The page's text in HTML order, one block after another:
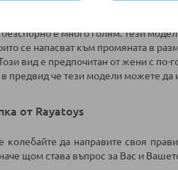
в тялото Ви в следствие на
безспорно е много голям. Тези
се напасват към промяната в
вид е предпочитан от жени с по-
предвид че тези модели можете да
от Rayatoys
да направите своя
щом става въпрос за Вас и